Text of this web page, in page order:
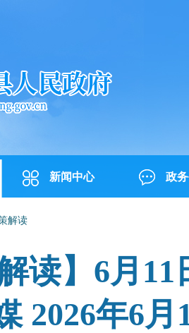
新闻中心 政
解读
解读】6月
2026年6